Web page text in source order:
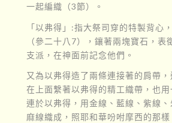
一起編織（3節）。
「以弗得」:指大祭司穿的特製背心
（參二十八7），鑲著兩塊寶石，表
支派，在神面前記念他們。
又為以弗得造了兩條連接著的肩帶，
在上面繫著以弗得的精工織帶，也用
連於以弗得，用金線、藍線、紫線
麻線織成，照耶和華吩咐摩西的那樣